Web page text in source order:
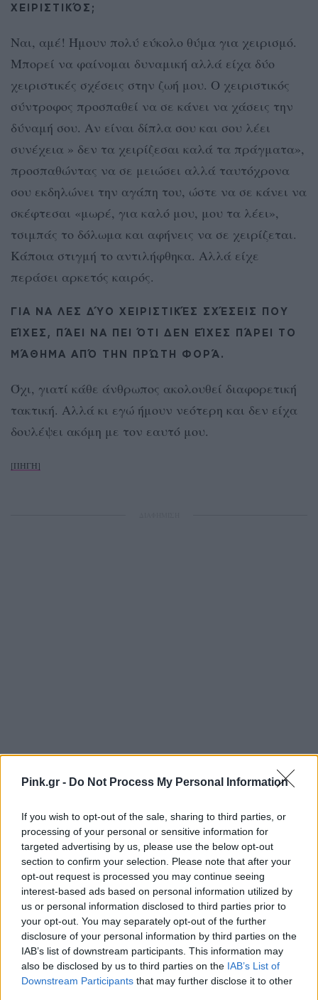
Pink.gr - Do Not Process My Personal Information
If you wish to opt-out of the sale, sharing to third parties, or
processing of your personal or sensitive information for
targeted advertising by us, please use the below opt-out
section to confirm your selection. Please note that after your
opt-out request is processed you may continue seeing
interest-based ads based on personal information utilized by
us or personal information disclosed to third parties prior to
your opt-out. You may separately opt-out of the further
disclosure of your personal information by third parties on the
IAB’s list of downstream participants. This information may
also be disclosed by us to third parties on the IAB’s List of
Downstream Participants that may further disclose it to other
ΧΕΙΡΙΣΤΙΚΌΣ;
Ναι, αμέ! Ήμουν πολύ εύκολο θύμα για χειρισμό.
Μπορεί να φαίνομαι δυναμική αλλά είχα δύο
χειριστικές σχέσεις στην ζωή μου. Ο χειριστικός
σύντροφος προσπαθεί να σε κάνει να χάσεις την
δύναμή σου. Αν είναι δίπλα σου και σου λέει
συνέχεια » δεν τα χειρίζεσαι καλά τα πράγματα»,
προσπαθώντας να σε μειώσει αλλά ταυτόχρονα
σου εκδηλώνει την αγάπη του, ώστε να σε κάνει να
σκέφτεσαι «μωρέ, για καλό μου, μου τα λέει»,
τσιμπάς το δόλωμα και αφήνεις να σε χειρίζεται.
Κάποια στιγμή το αντιλήφθηκα. Αλλά είχε
περάσει αρκετός καιρός.
ΓΙΑ ΝΑ ΛΕΣ ΔΎΟ ΧΕΙΡΙΣΤΙΚΈΣ ΣΧΈΣΕΙΣ ΠΟΥ
ΕΊΧΕΣ, ΠΆΕΙ ΝΑ ΠΕΙ ΌΤΙ ΔΕΝ ΕΊΧΕΣ ΠΆΡΕΙ ΤΟ
ΜΆΘΗΜΑ ΑΠΌ ΤΗΝ ΠΡΏΤΗ ΦΟΡΆ.
Όχι, γιατί κάθε άνθρωπος ακολουθεί διαφορετική
τακτική. Αλλά κι εγώ ήμουν νεότερη και δεν είχα
δουλέψει ακόμη με τον εαυτό μου.
[ΠΗΓΗ]
Ακολουθήστε το Pink.gr στοGoogle Newsκαι
μάθετε πρώτοι τα πιο hot νέα.
Ακολουθήστε το Pink.gr και στοInstagram